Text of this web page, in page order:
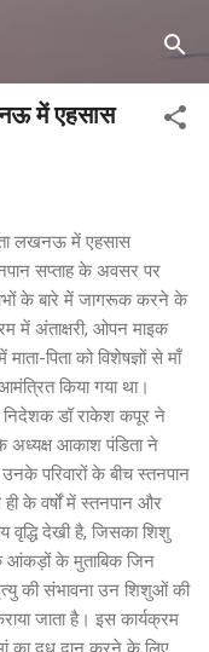
में एहसास
लखनऊ में एहसास
सप्ताह के अवसर पर
के बारे में जागरूक करने के
में अंताक्षरी, ओपन माइक
पिता को विशेषज्ञों से माँ
किया गया था।
डॉ राकेश कपूर ने
अध्यक्ष आकाश पंडिता ने
परिवारों के बीच स्तनपान
के वर्षों में स्तनपान और
वृद्धि देखी है, जिसका शिशु
आंकड़ों के मुताबिक जिन
की संभावना उन शिशुओं की
जाता है। इस कार्यक्रम